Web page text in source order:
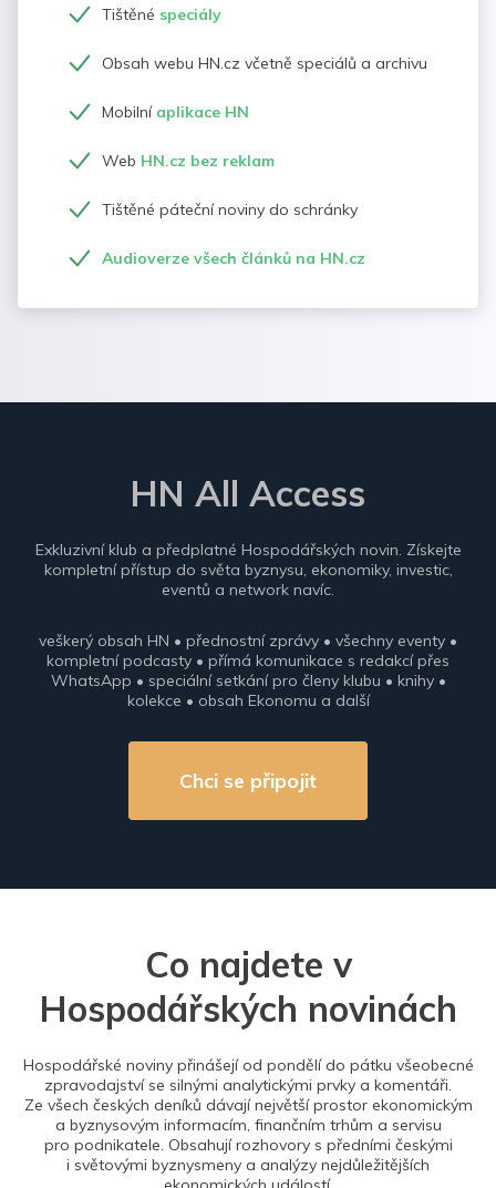
Tištěné speciály
Obsah webu HN.cz včetně speciálů a archivu
Mobilní aplikace HN
Web HN.cz bez reklam
Tištěné páteční noviny do schránky
Audioverze všech článků na HN.cz
HN All Access
Exkluzivní klub a předplatné Hospodářských novin. Získejte
kompletní přístup do světa byznysu, ekonomiky, investic,
eventů a network navíc.
veškerý obsah HN • přednostní zprávy • všechny eventy •
kompletní podcasty • přímá komunikace s redakcí přes
WhatsApp • speciální setkání pro členy klubu • knihy •
kolekce • obsah Ekonomu a další
Chci se připojit
Co najdete v
Hospodářských novinách
Hospodářské noviny přinášejí od pondělí do pátku všeobecné
zpravodajství se silnými analytickými prvky a komentáři.
Ze všech českých deníků dávají největší prostor ekonomickým
a byznysovým informacím, finančním trhům a servisu
pro podnikatele. Obsahují rozhovory s předními českými
i světovými byznysmeny a analýzy nejdůležitějších